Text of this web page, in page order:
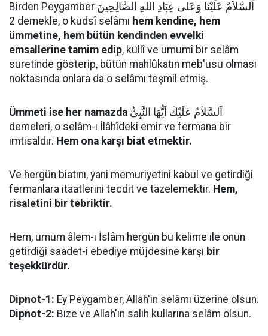
Birden Peygamber اَلسَّلاَمُ عَلَيْنَا وَعَلٰى عِبَادِ اللهِ الصَّالِحِينَ
2 demekle, o kudsî selâmı hem kendine, hem
ümmetine, hem bütün kendinden evvelki
emsallerine tamim edip, küllî ve umumî bir selâm
suretinde gösterip, bütün mahlûkatın meb'usu olması
noktasında onlara da o selâmı teşmil etmiş.
Ümmeti ise her namazda
demeleri, o selâm-ı İlâhîdeki emir ve fermana bir
imtisaldir. Hem ona karşı biat etmektir.
Ve hergün biatını, yani memuriyetini kabul ve getirdiği
fermanlara itaatlerini tecdit ve tazelemektir. Hem,
risaletini bir tebriktir.
Hem, umum âlem-i İslâm hergün bu kelime ile onun
getirdiği saadet-i ebediye müjdesine karşı bir
teşekkürdür.
Dipnot-1: Ey Peygamber, Allah'ın selâmı üzerine olsun.
Dipnot-2: Bize ve Allah'ın salih kullarına selâm olsun.